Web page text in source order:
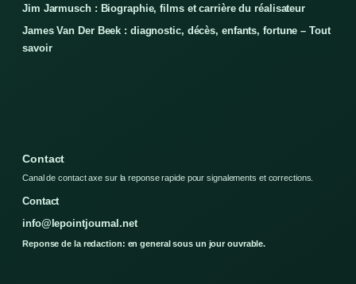
Jim Jarmusch : Biographie, films et carrière du réalisateur
James Van Der Beek : diagnostic, décès, enfants, fortune – Tout
savoir
Contact
Canal de contact axe sur la reponse rapide pour signalements et corrections.
Contact
info@lepointjournal.net
Reponse de la redaction: en general sous un jour ouvrable.